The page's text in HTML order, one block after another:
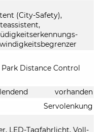
(City-Safety),
Distance Control
vorhanden
Servolenkung
LED-Tagfahrlicht, Voll-